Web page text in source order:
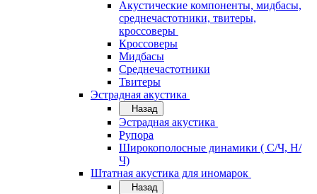
Акустические компоненты, мидбасы,
среднечастотники, твитеры,
кроссоверы
Кроссоверы
Мидбасы
Среднечастотники
Твитеры
Эстрадная акустика
Назад
Эстрадная акустика
Рупора
Широкополосные динамики ( С/Ч, Н/
Ч)
Штатная акустика для иномарок
Назад